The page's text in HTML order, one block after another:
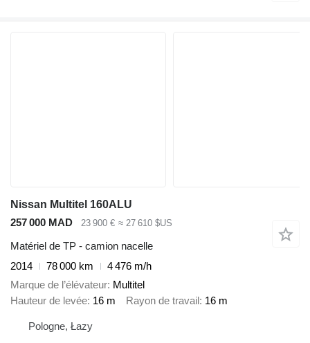
Nissan Multitel 160ALU
257 000 MAD
23 900 € ≈ 27 610 $US
Matériel de TP - camion nacelle
2014
78 000 km
4 476 m/h
Marque de l’élévateur Multitel
Hauteur de levée 16 m Rayon de travail 16 m
Pologne, Łazy